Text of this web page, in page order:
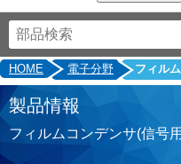
HOME 電子分野 フィル
製品情報
フィルムコンデンサ(信号